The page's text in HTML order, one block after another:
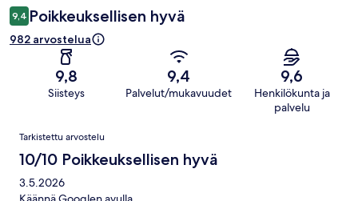
9,4 Poikkeuksellisen hyvä
982 arvostelua
9,8
Siisteys
9,4
Palvelut/mukavuudet
9,6
Henkilökunta ja
palvelu
Arvostelut
Tarkistettu arvostelu
10/10 Poikkeuksellisen hyvä
3.5.2026